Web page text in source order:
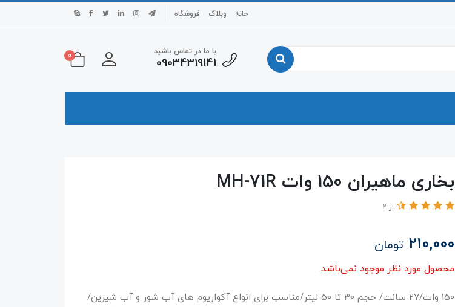
خانه وبلاگ فروشگاه
با ما در تماس باشید
09034319141
0
بخاری ماهیران 150 وات MH-71R
از 2
210,000 تومان
محصول مورد نظر موجود نمی‌باشد.
150 وات/27 سانت/ حجم 30 تا 50 لیتر/مناسب برای انواع آکواریوم های آب شور و آب شیرین/